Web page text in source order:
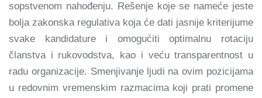
sopstvenom nahođenju. Rešenje koje se nameće jeste
bolja zakonska regulativa koja će dati jasnije kriterijume
svake kandidature i omogućiti optimalnu rotaciju
članstva i rukovodstva, kao i veću transparentnost u
radu organizacije. Smenjivanje ljudi na ovim pozicijama
u redovnim vremenskim razmacima koji prati promene